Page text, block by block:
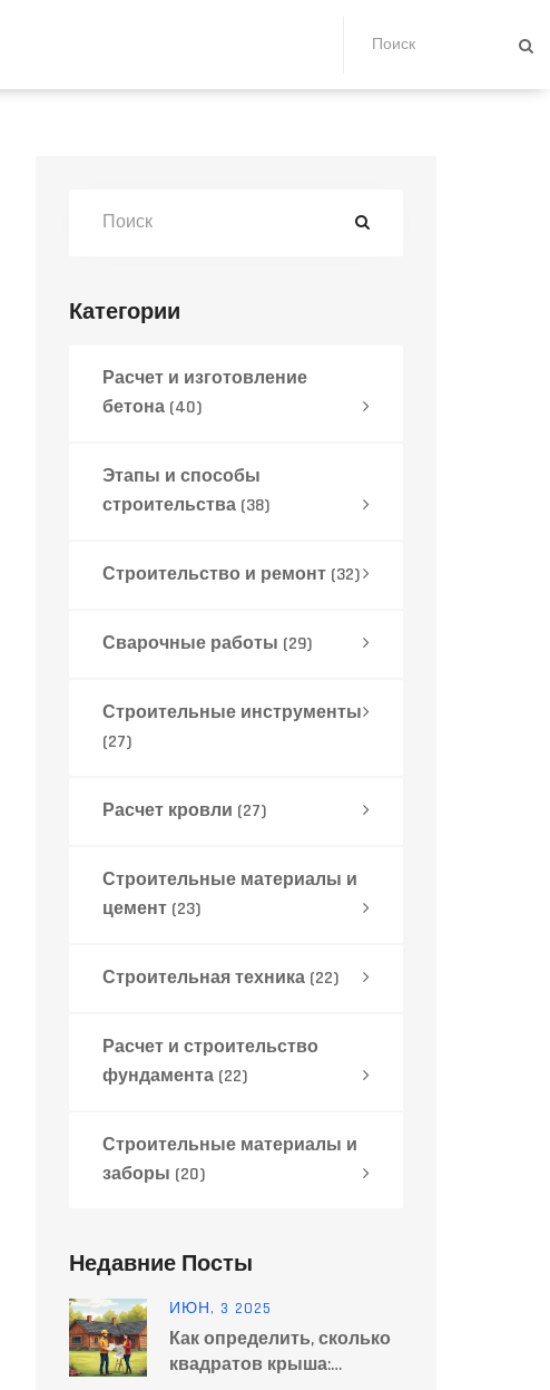
Категории
Расчет и изготовление
бетона (40)
Этапы и способы
строительства (38)
Строительство и ремонт (32)
Сварочные работы (29)
Строительные инструменты
(27)
Расчет кровли (27)
Строительные материалы и
цемент (23)
Строительная техника (22)
Расчет и строительство
фундамента (22)
Строительные материалы и
заборы (20)
Недавние Посты
ИЮН, 3 2025
Как определить, сколько
квадратов крыша: